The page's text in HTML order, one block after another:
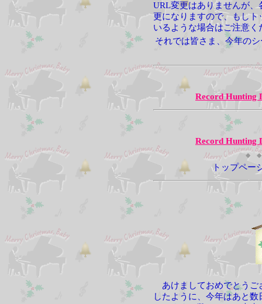
URL変更はありませんが
更になりますので、もし
いるような場合はご注意く
それでは皆さま、今年の
Record Hunting
Record Hunting
◆
トップペー
あけましておめでとうご
したように、今年はあと